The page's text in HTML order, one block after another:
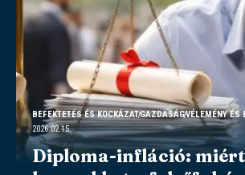
BEFEKTETÉS ÉS KOCKÁZATGAZDASÁGVÉLEMÉNY ÉS
2026.02.15.
Diploma-infláció: